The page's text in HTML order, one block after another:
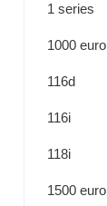
1 series
1000 euro
116d
116i
118i
1500 euro